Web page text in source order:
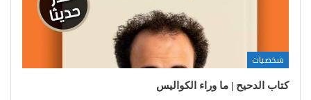
شخصيات
كتاب الدحيح | ما وراء الكواليس